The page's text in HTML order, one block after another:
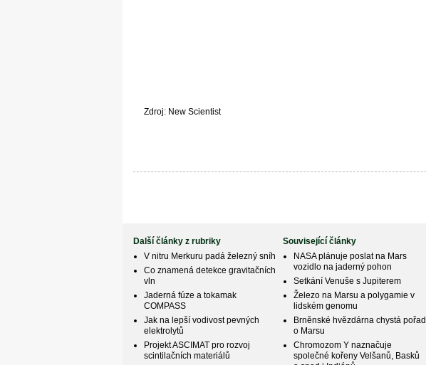
Zdroj: New Scientist
Další články z rubriky
V nitru Merkuru padá železný sníh
Co znamená detekce gravitačních
vln
Jaderná fúze a tokamak
COMPASS
Jak na lepší vodivost pevných
elektrolytů
Projekt ASCIMAT pro rozvoj
scintilačních materiálů
Související články
NASA plánuje poslat na Mars
vozidlo na jaderný pohon
Setkání Venuše s Jupiterem
Železo na Marsu a polygamie v
lidském genomu
Brněnské hvězdárna chystá pořad
o Marsu
Chromozom Y naznačuje
společné kořeny Velšanů, Basků